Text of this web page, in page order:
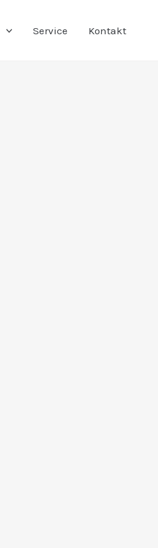
Service Kontakt